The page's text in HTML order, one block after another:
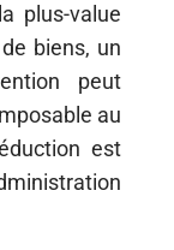
plus-value
biens, un
peut
au
est